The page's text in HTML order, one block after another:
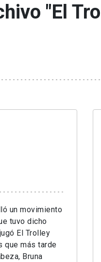
"El
un movimiento
tuvo dicho
El Trolley
que más tarde
Bruna